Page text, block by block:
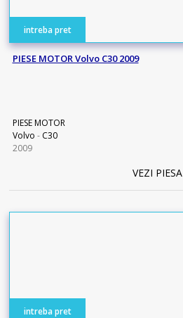
intreba pret
PIESE MOTOR Volvo C30 2009
PIESE MOTOR
Volvo - C30
2009
VEZI PIESA
intreba pret